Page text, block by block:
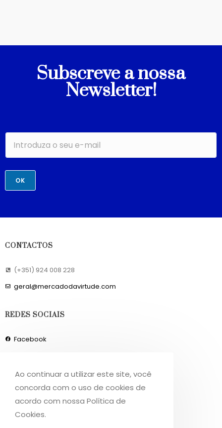
Subscreve a nossa
Newsletter!
OK
CONTACTOS
(+351) 924 008 228
geral@mercadodavirtude.com
REDES SOCIAIS
Facebook
INFORMAÇÕES
Ao continuar a utilizar este site, você
concorda com o uso de cookies de
acordo com nossa Política de
Cookies.